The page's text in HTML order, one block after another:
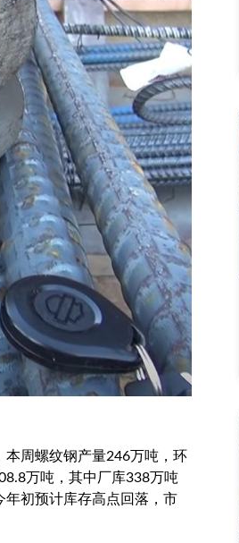
周螺纹钢产量246万吨，环
万吨，其中厂库338万吨
年初预计库存高点回落，市